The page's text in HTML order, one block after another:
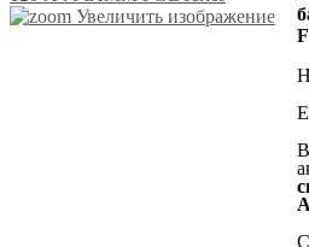
Увеличить изображение